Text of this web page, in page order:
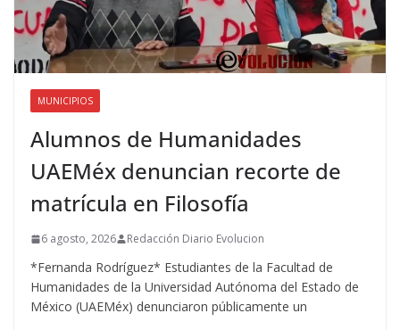
MUNICIPIOS
Alumnos de Humanidades
UAEMéx denuncian recorte de
matrícula en Filosofía
6 agosto, 2026 Redacción Diario Evolucion
*Fernanda Rodríguez* Estudiantes de la Facultad de
Humanidades de la Universidad Autónoma del Estado de
México (UAEMéx) denunciaron públicamente un